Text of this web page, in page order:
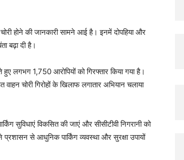
होने की जानकारी सामने आई है। इनमें दोपहिया और
बढ़ा दी है।
हुए लगभग 1,750 आरोपियों को गिरफ्तार किया गया है।
चोरी गिरोहों के खिलाफ लगातार अभियान चलाया
सुविधाएं विकसित की जाएं और सीसीटीवी निगरानी को
से आधुनिक पार्किंग व्यवस्था और सुरक्षा उपायों